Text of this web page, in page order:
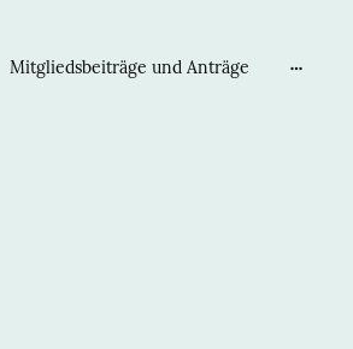
Mitgliedsbeiträge und Anträge